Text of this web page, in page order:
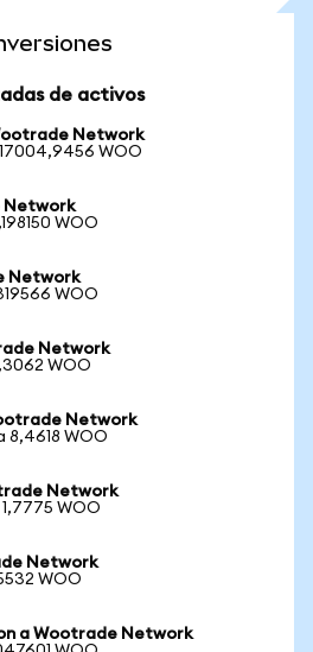
de activos
Network
WOO
Network
WOO
Network
WOO
Network
WOO
Network
8,4618 WOO
Network
WOO
Network
WOO
a Wootrade Network